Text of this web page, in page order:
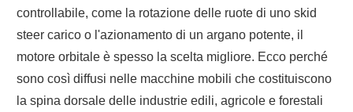
controllabile, come la rotazione delle ruote di uno skid
steer carico o l'azionamento di un argano potente, il
motore orbitale è spesso la scelta migliore. Ecco perché
sono così diffusi nelle macchine mobili che costituiscono
la spina dorsale delle industrie edili, agricole e forestali